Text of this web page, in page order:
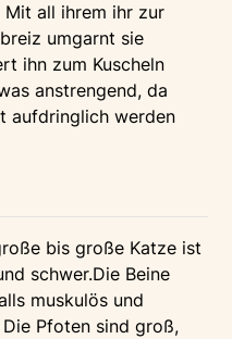
Mit all ihrem ihr zur
umgarnt sie
ihn zum Kuscheln
anstrengend, da
aufdringlich werden
bis große Katze ist
schwer.Die Beine
muskulös und
Pfoten sind groß,